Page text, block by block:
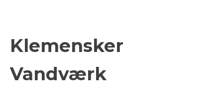
Klemensker
Vandværk